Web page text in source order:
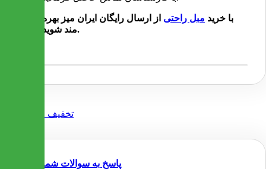
با خرید مبل راحتی از ارسال رایگان ایران میز بهره
مند شوید.
پاسخ به سوالات شما